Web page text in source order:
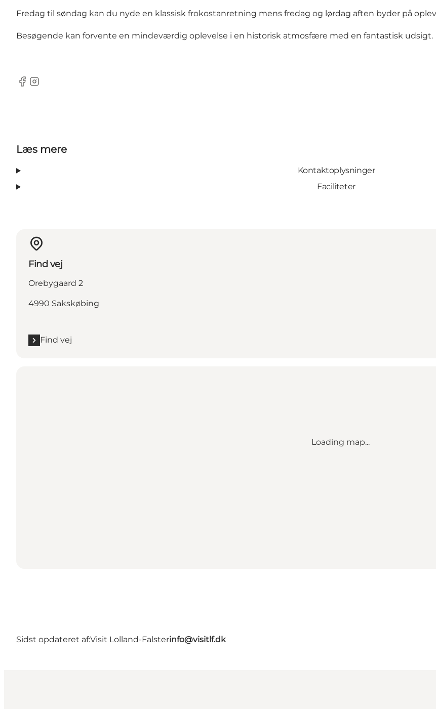
Fredag til søndag kan du nyde en klassisk frokostanretning mens fredag og lørdag aften byder på
Besøgende kan forvente en mindeværdig oplevelse i en historisk atmosfære med en fantastisk udsigt.
Facebook
Instagram
Læs mere
Kontaktoplysninger
Faciliteter
Find vej
Orebygaard 2
4990 Sakskøbing
Find vej
Loading map...
Sidst opdateret af:Visit Lolland-Falsterinfo@visitlf.dk